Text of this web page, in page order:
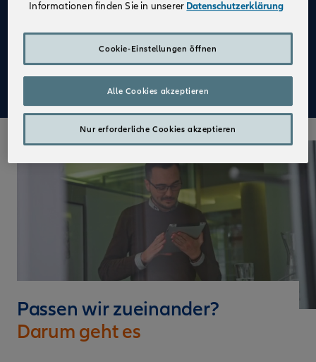
durch regelmäßige Gespräche und transparente
Zusammenarbeit und die Grundlage für Deinen
individuellen Karriereweg.
Mehr zu Deinen Vorteilen im Vertrieb der Allianz
Passen wir zueinander?
Darum geht es
Informationen finden Sie in unserer Datenschutzerklärung
Cookie-Einstellungen öffnen
Nur erforderliche Cookies akzeptieren
Alle Cookies akzeptieren